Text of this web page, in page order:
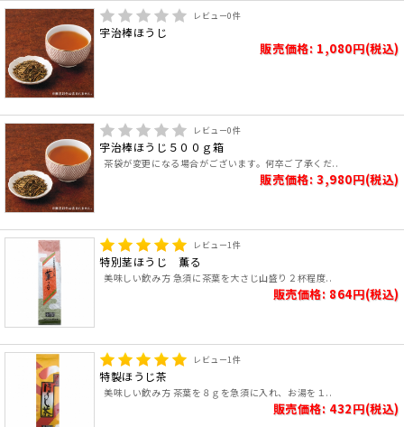
レビュー0件
宇治棒ほうじ
販売価格: 1,080円(税込)
レビュー0件
宇治棒ほうじ５００ｇ箱
茶袋が変更になる場合がございます。何卒ご了承くだ..
販売価格: 3,980円(税込)
レビュー1件
特別茎ほうじ 薫る
美味しい飲み方 急須に茶葉を大さじ山盛り２杯程度..
販売価格: 864円(税込)
レビュー1件
特製ほうじ茶
美味しい飲み方 茶葉を８ｇを急須に入れ、お湯を１..
販売価格: 432円(税込)